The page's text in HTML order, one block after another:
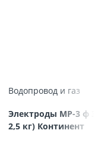
Водопровод и газ
Электроды МР-3 ф
2,5 кг) Континент